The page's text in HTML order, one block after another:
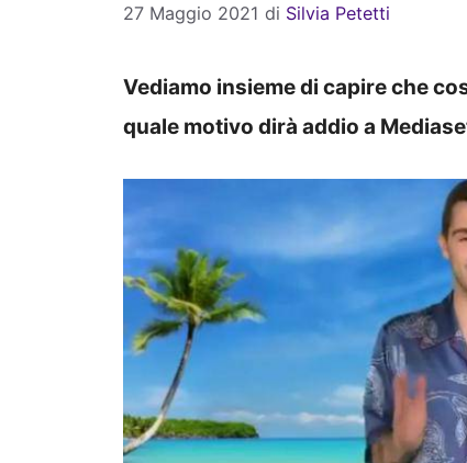
27 Maggio 2021 di Silvia Petetti
Vediamo insieme di capire che
quale motivo dirà addio a